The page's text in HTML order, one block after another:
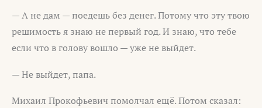
— А не дам — поедешь без денег. Потому что эту твою
решимость я знаю не первый год. И знаю, что тебе
если что в голову вошло — уже не выйдет.
— Не выйдет, папа.
Михаил Прокофьевич помолчал ещё. Потом сказал: